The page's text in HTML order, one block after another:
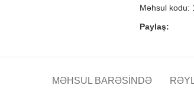
Məhsul kodu:
Paylaş:
MƏHSUL BARƏSINDƏ